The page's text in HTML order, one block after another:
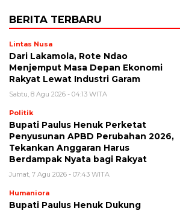
BERITA TERBARU
Lintas Nusa
Dari Lakamola, Rote Ndao
Menjemput Masa Depan Ekonomi
Rakyat Lewat Industri Garam
Sabtu, 8 Agu 2026 - 04:13 WITA
Politik
Bupati Paulus Henuk Perketat
Penyusunan APBD Perubahan 2026,
Tekankan Anggaran Harus
Berdampak Nyata bagi Rakyat
Jumat, 7 Agu 2026 - 07:43 WITA
Humaniora
Bupati Paulus Henuk Dukung